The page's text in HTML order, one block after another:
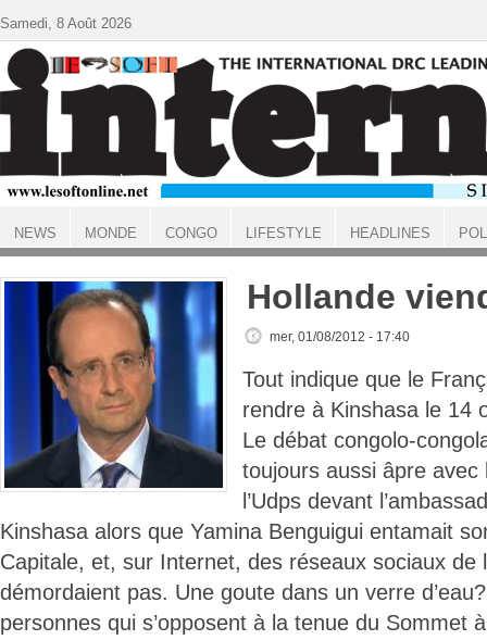
ACCUEIL
Hollande
mer, 01/08/2012 - 17:40
Tout indique que le
rendre à Kinshasa le 14
Le débat congolo-
toujours aussi âpre
l’Udps devant
Kinshasa alors que Yamina Benguigui entamait
Capitale, et, sur Internet, des réseaux sociaux de
démordaient pas. Une goute dans un verre
personnes qui s’opposent à la tenue du Sommet
Samedi, 8 Août 2026
NEWS MONDE CONGO LIFESTYLE HEADLINES